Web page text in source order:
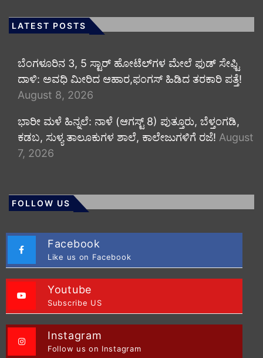
LATEST POSTS
​ಬೆಂಗಳೂರಿನ 3, 5 ಸ್ಟಾರ್ ಹೋಟೆಲ್‌ಗಳ ಮೇಲೆ ಫುಡ್ ಸೇಫ್ಟಿ
ದಾಳಿ: ಅವಧಿ ಮೀರಿದ ಆಹಾರ,ಫಂಗಸ್ ಹಿಡಿದ ತರಕಾರಿ ಪತ್ತೆ!
August 8, 2026
​ಭಾರೀ ಮಳೆ ಹಿನ್ನಲೆ: ನಾಳೆ (ಆಗಸ್ಟ್ 8) ಪುತ್ತೂರು, ಬೆಳ್ತಂಗಡಿ,
ಕಡಬ, ಸುಳ್ಯ ತಾಲೂಕುಗಳ ಶಾಲೆ, ಕಾಲೇಜುಗಳಿಗೆ ರಜೆ! August
7, 2026
FOLLOW US
Facebook
Like us on Facebook
Youtube
Subscribe US
Instagram
Follow us on Instagram